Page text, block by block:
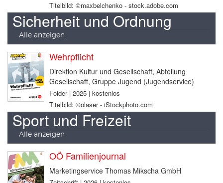
Titelbild: ©maxbelchenko - stock.adobe.com
Sicherheit und Ordnung
Alle anzeigen
Wehrpflicht
Direktion Kultur und Gesellschaft, Abteilung
Gesellschaft, Gruppe Jugend (Jugendservice)
Folder | 2025 | kostenlos
Titelbild: ©olaser - iStockphoto.com
Sport und Freizeit
Alle anzeigen
OÖ Familienjournal
Marketingservice Thomas Mikscha GmbH